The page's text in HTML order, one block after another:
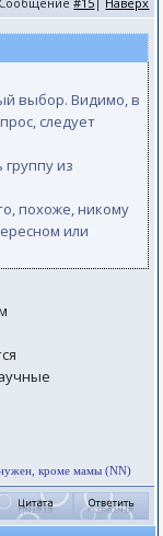
выбор. Видимо, в
следует
из
похоже, никому
или
кроме мамы (NN)